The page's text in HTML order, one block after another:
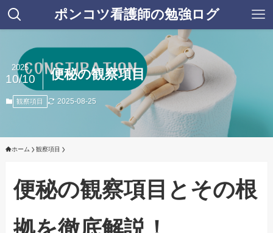
ポンコツ看護師の勉強ログ
便秘の観察項目
2025
10/10
観察項目 2025-08-25
ホーム 観察項目
便秘の観察項目とその根